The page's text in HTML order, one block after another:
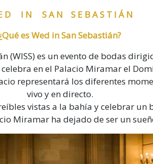
D I N S A N S E B A S T I Á N
es Wed in San Sebastián?
(WISS) es un evento de bodas
en el Palacio Miramar el
representará los diferentes
vivo y en directo.
vistas a la bahía y celebrar
Miramar ha dejado de ser un